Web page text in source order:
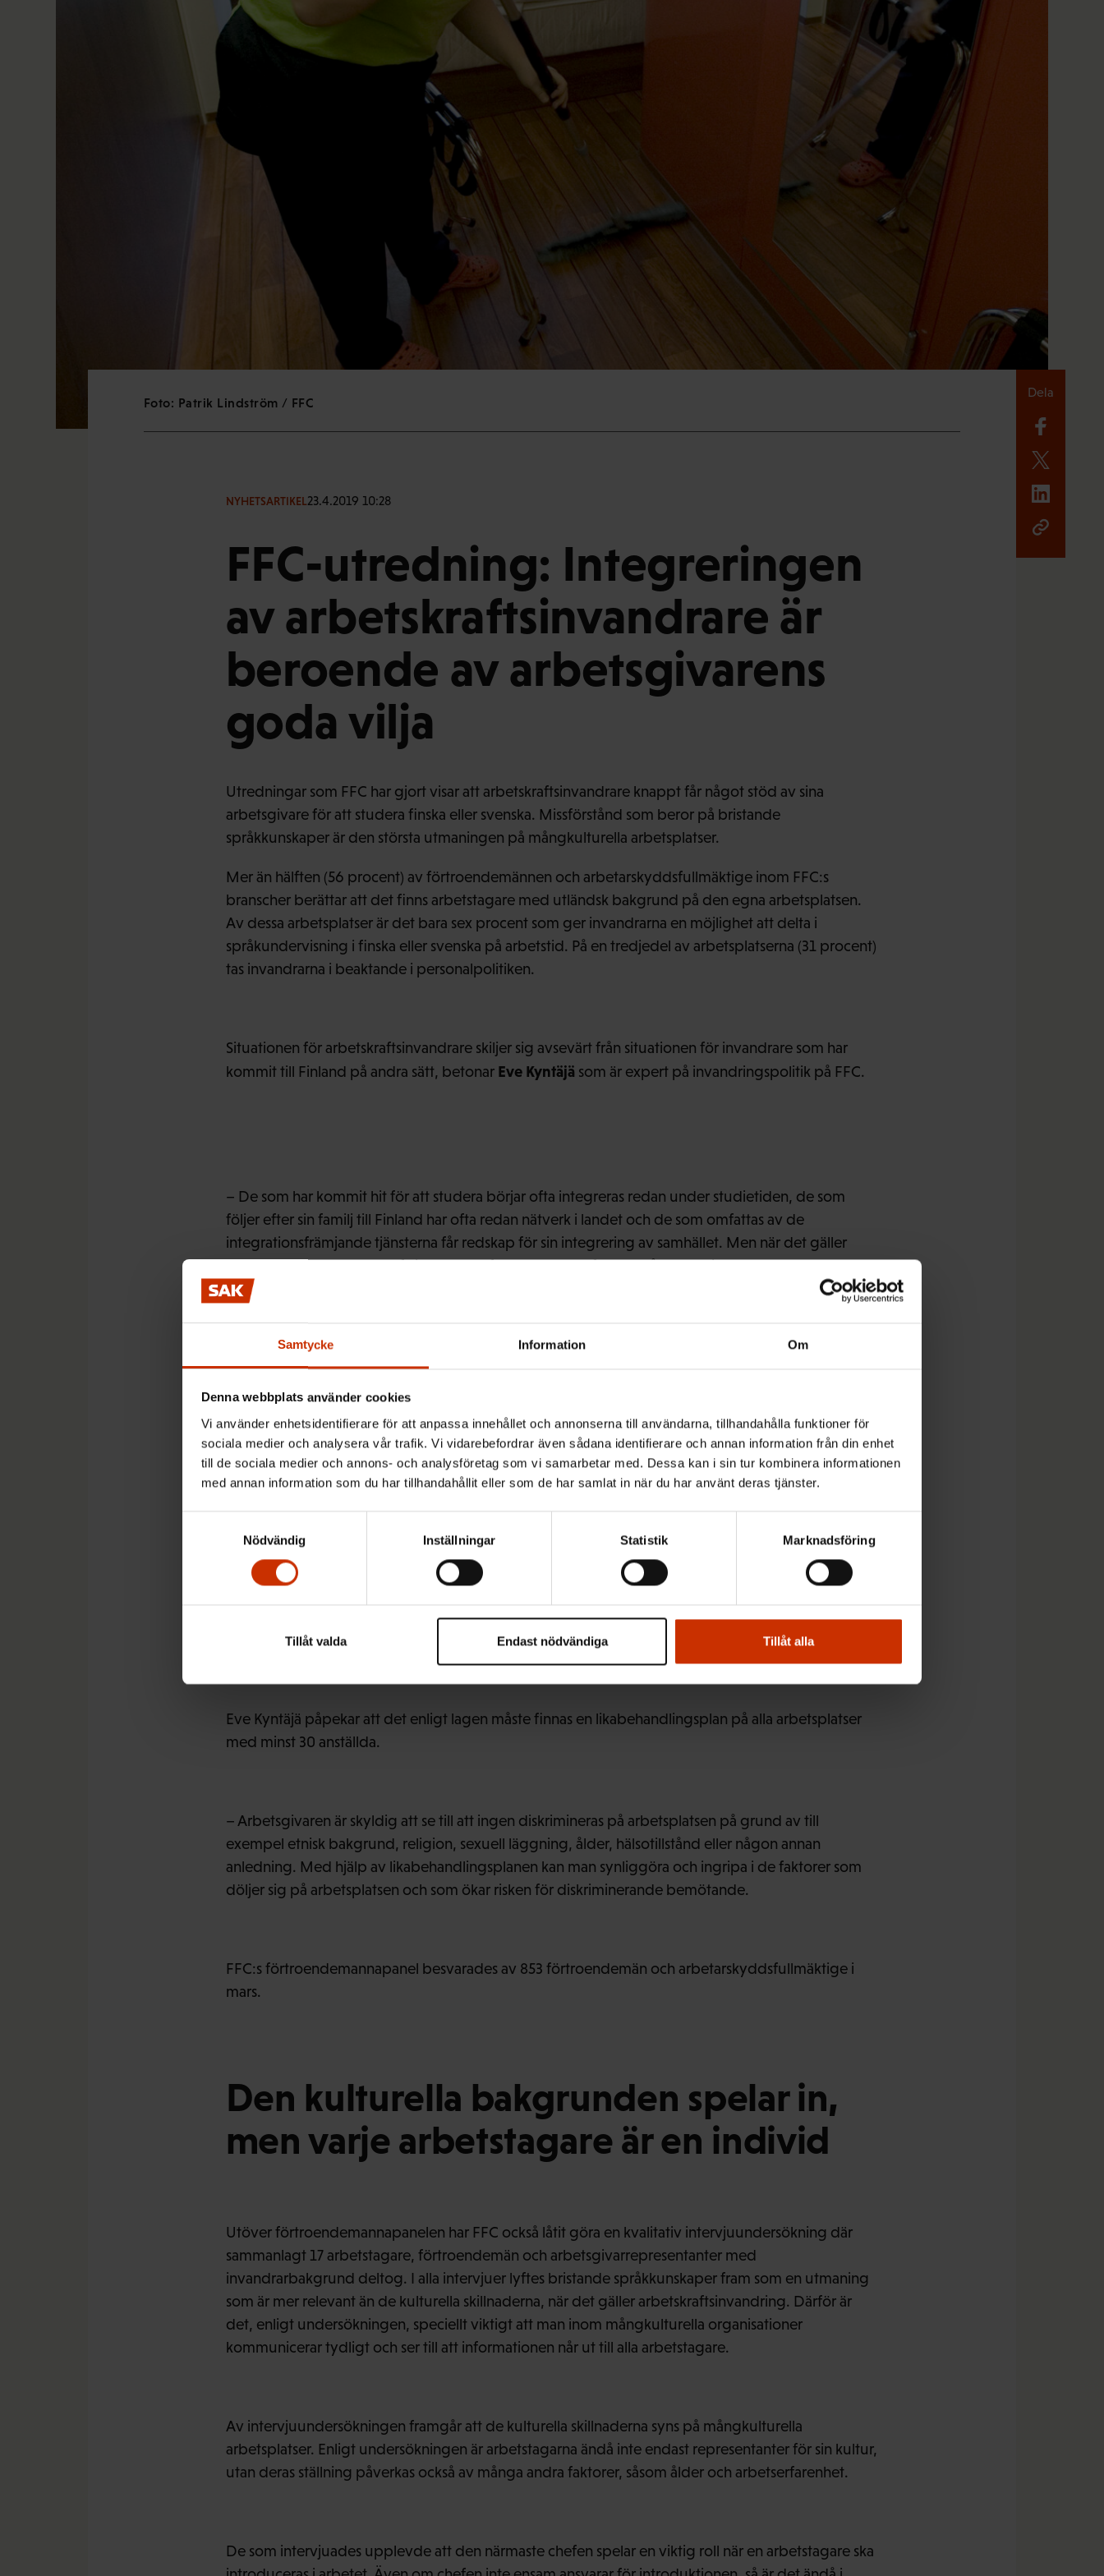
Samtycke Information Om
Denna webbplats använder cookies
Vi använder enhetsidentifierare för att anpassa innehållet och annonserna till användarna, tillhandahålla funktioner för
sociala medier och analysera vår trafik. Vi vidarebefordrar även sådana identifierare och annan information från din enhet
till de sociala medier och annons- och analysföretag som vi samarbetar med. Dessa kan i sin tur kombinera informationen
med annan information som du har tillhandahållit eller som de har samlat in när du har använt deras tjänster.
Nödvändig
Inställningar Statistik Marknadsföring
Endast nödvändiga
Tillåt valda Tillåt alla
Foto: Patrik Lindström / FFC
NYHETSARTIKEL23.4.2019 10:28
FFC-utredning: Integreringen
av arbetskraftsinvandrare är
beroende av arbetsgivarens
goda vilja
Utredningar som FFC har gjort visar att arbetskraftsinvandrare knappt får något stöd av sina
arbetsgivare för att studera finska eller svenska. Missförstånd som beror på bristande
språkkunskaper är den största utmaningen på mångkulturella arbetsplatser.
Mer än hälften (56 procent) av förtroendemännen och arbetarskyddsfullmäktige inom FFC:s
branscher berättar att det finns arbetstagare med utländsk bakgrund på den egna arbetsplatsen.
Av dessa arbetsplatser är det bara sex procent som ger invandrarna en möjlighet att delta i
språkundervisning i finska eller svenska på arbetstid. På en tredjedel av arbetsplatserna (31 procent)
tas invandrarna i beaktande i personalpolitiken.
Situationen för arbetskraftsinvandrare skiljer sig avsevärt från situationen för invandrare som har
kommit till Finland på andra sätt, betonar Eve Kyntäjä som är expert på invandringspolitik på FFC.
– De som har kommit hit för att studera börjar ofta integreras redan under studietiden, de som
följer efter sin familj till Finland har ofta redan nätverk i landet och de som omfattas av de
integrationsfrämjande tjänsterna får redskap för sin integrering av samhället. Men när det gäller
integreringen av arbetskraftsinvandrare faller ansvaret ofta helt på arbetsgivaren.
FFC föreslår att arbetsgivarna ska hjälpa sina arbetstagare med invandrarbakgrund att förbättra sina
språkkunskaper, till exempel genom att ordna språkkurser på arbetstid.
– Dessutom borde samhället utveckla den rådgivning som ges åt arbetskraftsinvandrare och se till
att alla som behöver rådgivningstjänsterna också vet att tjänsterna finns, konstaterar Kyntäjä.
Av de förtroendemän och arbetarskyddsfullmäktige som jobbar på arbetsplatser där det finns
invandrare, uppger nio procent att de har upptäckt att utländska arbetstagare diskrimineras.
familjeledigheter eller andra förmåner. Invandrarna upplever osakligt bemötande, ringaktning och
fördomar också från andra arbetstagare.
Eve Kyntäjä påpekar att det enligt lagen måste finnas en likabehandlingsplan på alla arbetsplatser
med minst 30 anställda.
– Arbetsgivaren är skyldig att se till att ingen diskrimineras på arbetsplatsen på grund av till
exempel etnisk bakgrund, religion, sexuell läggning, ålder, hälsotillstånd eller någon annan
anledning. Med hjälp av likabehandlingsplanen kan man synliggöra och ingripa i de faktorer som
döljer sig på arbetsplatsen och som ökar risken för diskriminerande bemötande.
FFC:s förtroendemannapanel besvarades av 853 förtroendemän och arbetarskyddsfullmäktige i
mars.
Den kulturella bakgrunden spelar in,
men varje arbetstagare är en individ
Utöver förtroendemannapanelen har FFC också låtit göra en kvalitativ intervjuundersökning där
sammanlagt 17 arbetstagare, förtroendemän och arbetsgivarrepresentanter med
invandrarbakgrund deltog. I alla intervjuer lyftes bristande språkkunskaper fram som en utmaning
som är mer relevant än de kulturella skillnaderna, när det gäller arbetskraftsinvandring. Därför är
det, enligt undersökningen, speciellt viktigt att man inom mångkulturella organisationer
kommunicerar tydligt och ser till att informationen når ut till alla arbetstagare.
Av intervjuundersökningen framgår att de kulturella skillnaderna syns på mångkulturella
arbetsplatser. Enligt undersökningen är arbetstagarna ändå inte endast representanter för sin kultur,
utan deras ställning påverkas också av många andra faktorer, såsom ålder och arbetserfarenhet.
De som intervjuades upplevde att den närmaste chefen spelar en viktig roll när en arbetstagare ska
Dela